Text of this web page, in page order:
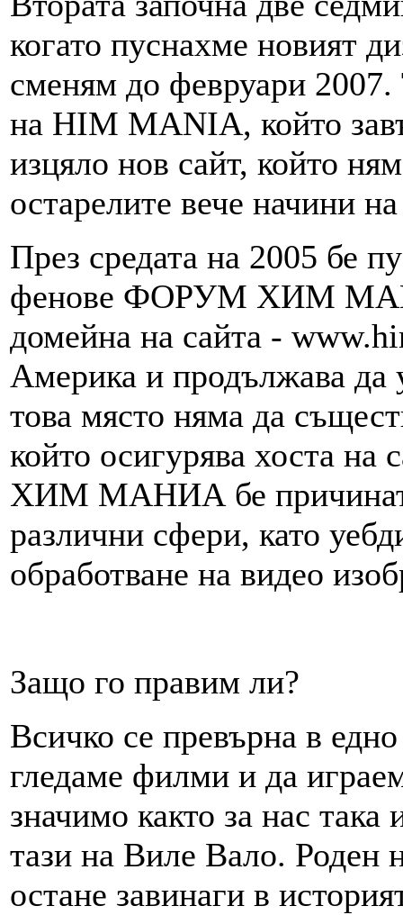
когато пуснахме новият
сменям до февруари 2007.
на HIM MANIA, който
изцяло нов сайт, който
остарелите вече начини
През средата на 2005 бе
фенове ФОРУМ ХИМ
домейна на сайта -
Америка и продължава да
това място няма да
който осигурява хоста на
ХИМ МАНИА бе причината
различни сфери, като
обработване на видео
Защо го правим ли?
Всичко се превърна в
гледаме филми и да
значимо както за нас
тази на Виле Вало. Роден
остане завинаги в